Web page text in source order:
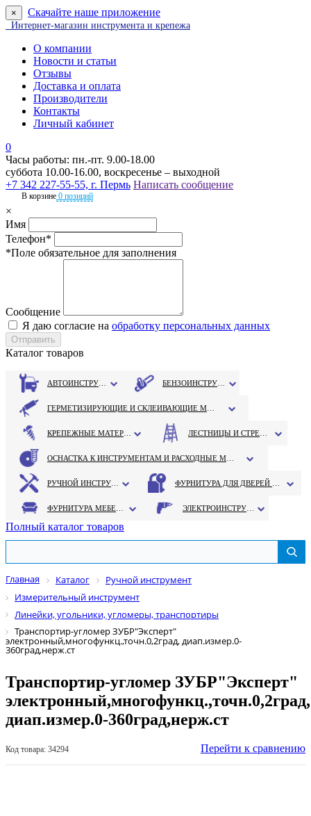
× Скачайте наше приложение
Интернет-магазин инструмента и крепежа
О компании
Новости и статьи
Отзывы
Доставка и оплата
Производители
Контакты
Личный кабинет
0
Часы работы: пн.-пт. 9.00-18.00
суббота 10.00-16.00, воскресенье – выходной
+7 342 227-55-55, г. Пермь Написать сообщение
В корзине 0 позиций
×
Имя
Телефон*
*Поле обязательное для заполнения
Сообщение
Я даю согласие на обработку персональных данных
Каталог товаров
Полный каталог товаров
Главная Каталог
Ручной инструмент
Измерительный инструмент
Линейки, угольники, угломеры, транспортиры
Транспортир-угломер ЗУБР"Эксперт"
электронный,многофункц.,точн.0,2град, диап.измер.0-
360град,нерж.ст
Транспортир-угломер ЗУБР"Эксперт"
электронный,многофункц.,точн.0,2град,
диап.измер.0-360град,нерж.ст
Код товара: 34294 Перейти к сравнению